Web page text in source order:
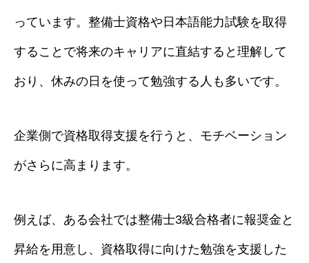
っています。整備士資格や日本語能力試験を取得
することで将来のキャリアに直結すると理解して
おり、休みの日を使って勉強する人も多いです。
企業側で資格取得支援を行うと、モチベーション
がさらに高まります。
例えば、ある会社では整備士3級合格者に報奨金と
昇給を用意し、資格取得に向けた勉強を支援した